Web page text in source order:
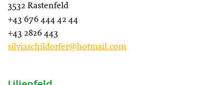
3532 Rastenfeld
+43 676 444 42 44
+43 2826 443
silviaschildorfer@hotmail.com